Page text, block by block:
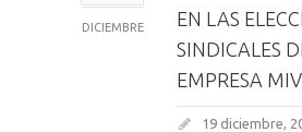
DICIEMBRE
EN LAS
SINDICALES
EMPRESA
19 diciembre,